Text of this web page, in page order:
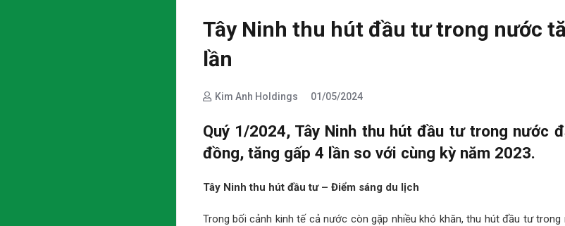
Tây Ninh thu hút đầu tư trong nước
lần
Kim Anh Holdings 01/05/2024
Quý 1/2024, Tây Ninh thu hút đầu tư trong nước
đồng, tăng gấp 4 lần so với cùng kỳ năm 2023.
Tây Ninh thu hút đầu tư – Điểm sáng du lịch
Trong bối cảnh kinh tế cả nước còn gặp nhiều khó khăn, thu hút đầu tư trong